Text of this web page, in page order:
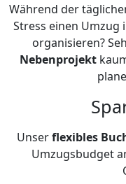
Während der
Stress einen Umzug
organisieren?
Nebenprojekt
Unserflexibles
Umzugsbudget